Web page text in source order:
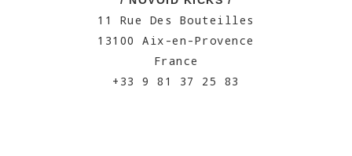
11 Rue Des Bouteilles
13100 Aix-en-Provence
France
+33 9 81 37 25 83